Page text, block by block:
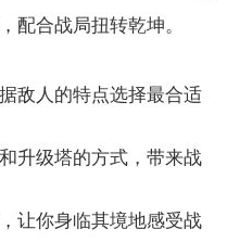
配合战局扭转乾坤。
敌人的特点选择最合适
升级塔的方式，带来战
让你身临其境地感受战